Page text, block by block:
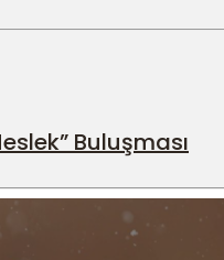
Buluşması